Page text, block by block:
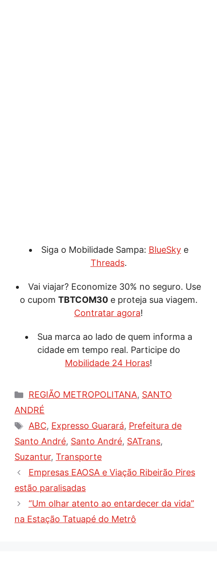
Siga o Mobilidade Sampa: BlueSkye
Threads.
Vai viajar? Economize 30% no seguro. Use
o cupom TBTCOM30e proteja sua viagem.
Contratar agora!
Sua marca ao lado de quem informa a
cidade em tempo real. Participe do
Mobilidade 24 Horas!
Categorias
REGIÃO METROPOLITANA, SANTO
ANDRÉ
Tags
ABC, Expresso Guarará, Prefeitura de
Santo André, Santo André, SATrans,
Suzantur, Transporte
Empresas EAOSA e Viação Ribeirão Pires
estão paralisadas
“Um olhar atento ao entardecer da vida”
na Estação Tatuapé do Metrô